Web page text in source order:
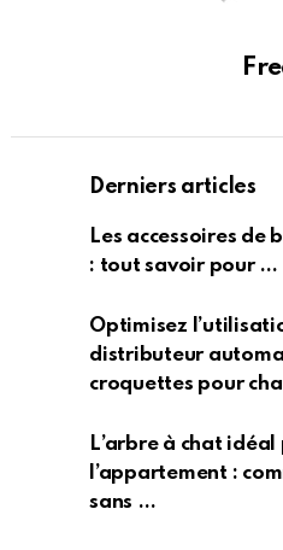
Derniers articles
Les accessoires de
: tout savoir pour …
Optimisez
distributeur
croquettes pour
L’arbre à chat idéal
l’appartement :
sans …